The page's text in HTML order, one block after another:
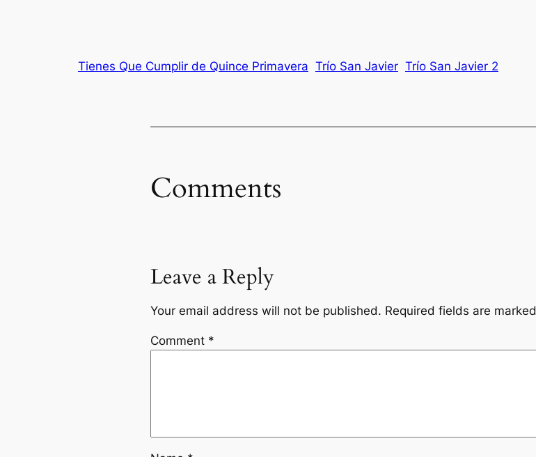
Tienes Que Cumplir de Quince Primavera Trío San Javier Trío San Javier 2
Comments
Leave a Reply
Your email address will not be published. Required fields are marked
Comment *